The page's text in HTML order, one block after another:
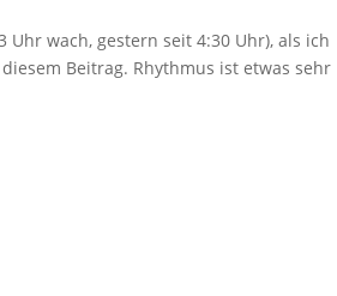
wach, gestern seit 4:30 Uhr), als ich
Beitrag. Rhythmus ist etwas sehr